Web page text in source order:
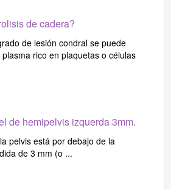
de cadera?
de lesión condral se puede
rico en plaquetas o células
de hemipelvis izquerda 3mm.
pelvis está por debajo de la
de 3 mm (o ...